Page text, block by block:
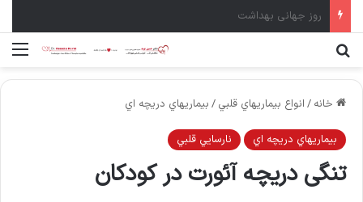
سال نو مبارک
خانه / انواع بيماريهاي قلبي / بيماريهاي دريچه اي
بيماريهاي دريچه اي نارسايي قلبي
تنگی دریچه آئورت در کودکان